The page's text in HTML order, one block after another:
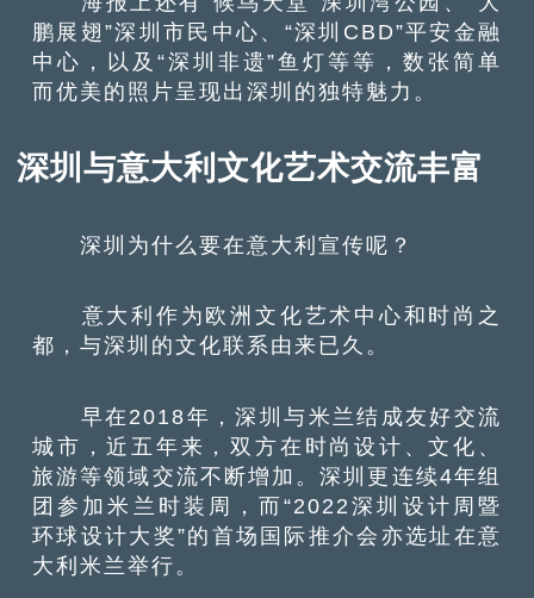
鹏展翅”深圳市民中心、“深圳CBD”平安金融
中心，以及“深圳非遗”鱼灯等等，数张简单
而优美的照片呈现出深圳的独特魅力。
深圳与意大利文化艺术交流丰富
深圳为什么要在意大利宣传呢？
意大利作为欧洲文化艺术中心和时尚之
都，与深圳的文化联系由来已久。
早在2018年，深圳与米兰结成友好交流
城市，近五年来，双方在时尚设计、文化、
旅游等领域交流不断增加。深圳更连续4年组
团参加米兰时装周，而“2022深圳设计周暨
环球设计大奖”的首场国际推介会亦选址在意
大利米兰举行。